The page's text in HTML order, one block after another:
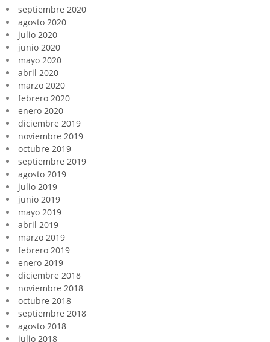
septiembre 2020
agosto 2020
julio 2020
junio 2020
mayo 2020
abril 2020
marzo 2020
febrero 2020
enero 2020
diciembre 2019
noviembre 2019
octubre 2019
septiembre 2019
agosto 2019
julio 2019
junio 2019
mayo 2019
abril 2019
marzo 2019
febrero 2019
enero 2019
diciembre 2018
noviembre 2018
octubre 2018
septiembre 2018
agosto 2018
julio 2018